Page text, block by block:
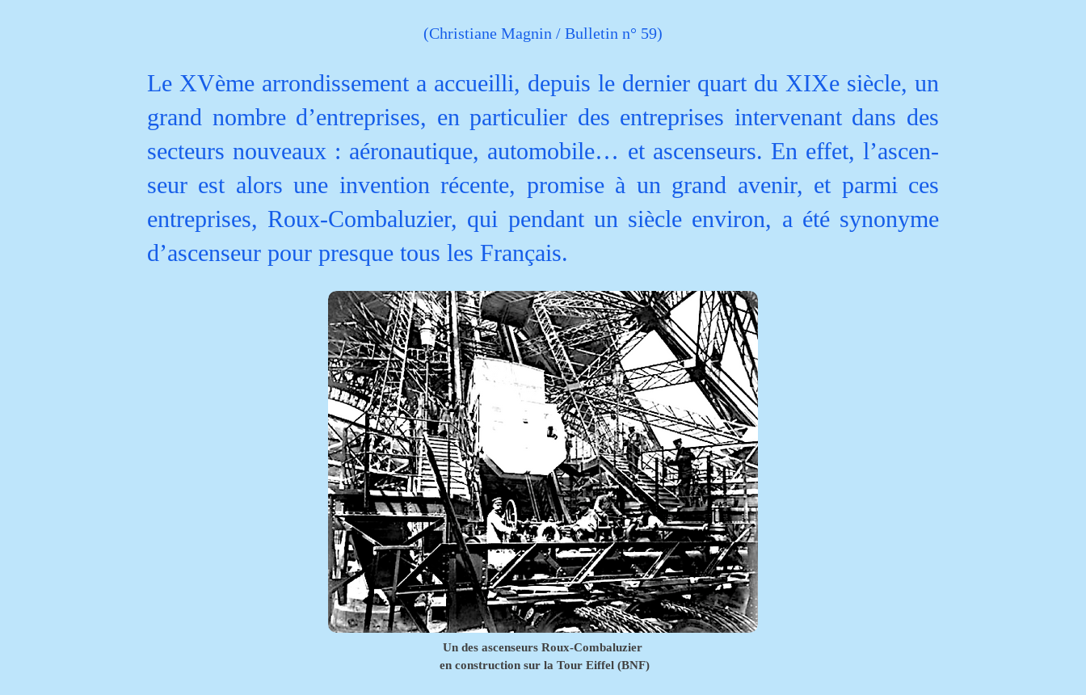
(Christiane Magnin / Bulletin n° 59)
Le XVème arrondissement a accueilli, depuis le dernier quart du XIXe siècle, un
grand nombre d’entreprises, en particulier des entreprises intervenant dans des
secteurs nouveaux : aéronautique, automobile… et ascenseurs. En effet, l’ascen-
seur est alors une invention récente, promise à un grand avenir, et parmi ces
entreprises, Roux-Combaluzier, qui pendant un siècle environ, a été synonyme
d’ascenseur pour presque tous les Français.
Un des ascenseurs Roux-Combaluzier
en construction sur la Tour Eiffel (BNF)